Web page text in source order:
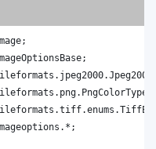
;
;
. jpeg2000.
. png. PngColorType
.tiff.enums .
.*;